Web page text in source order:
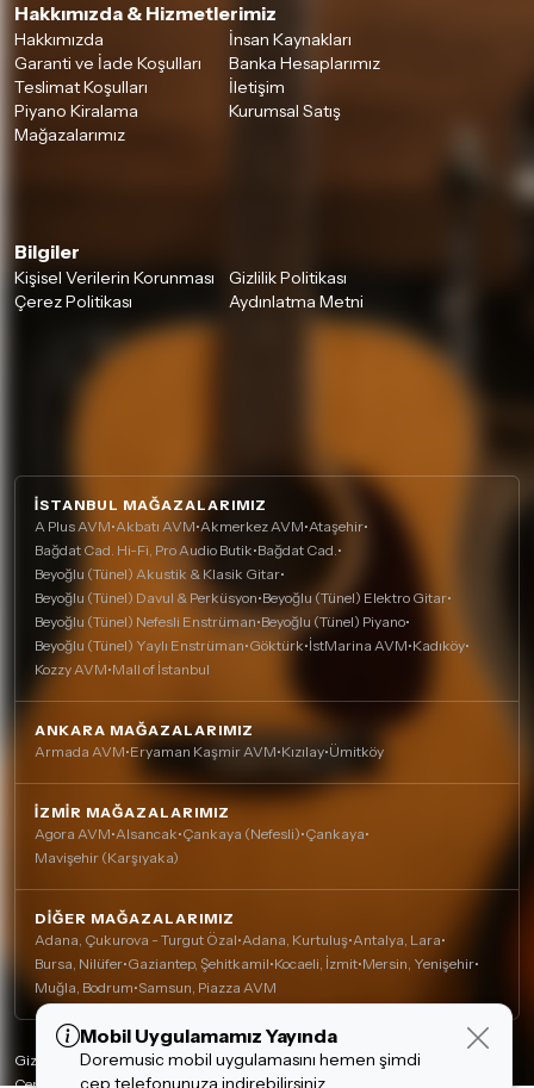
Hakkımızda & Hizmetlerimiz
Hakkımızda
İnsan Kaynakları
Garanti ve İade Koşulları
Banka Hesaplarımız
Teslimat Koşulları
İletişim
Piyano Kiralama
Kurumsal Satış
Mağazalarımız
Bilgiler
Kişisel Verilerin Korunması
Gizlilik Politikası
Çerez Politikası
Aydınlatma Metni
İSTANBUL MAĞAZALARIMIZ
A Plus AVM•Akbatı AVM•Akmerkez AVM•Ataşehir•
Bağdat Cad. Hi-Fi, Pro Audio Butik•Bağdat Cad.•
Beyoğlu (Tünel) Akustik & Klasik Gitar•
Beyoğlu (Tünel) Davul & Perküsyon•Beyoğlu (Tünel) Elektro Gitar•
Beyoğlu (Tünel) Nefesli Enstrüman•Beyoğlu (Tünel) Piyano•
Beyoğlu (Tünel) Yaylı Enstrüman•Göktürk•İstMarina AVM•Kadıköy•
Kozzy AVM•Mall of İstanbul
ANKARA MAĞAZALARIMIZ
Armada AVM•Eryaman Kaşmir AVM•Kızılay•Ümitköy
İZMIR MAĞAZALARIMIZ
Agora AVM•Alsancak•Çankaya (Nefesli)•Çankaya•
Mavişehir (Karşıyaka)
DIĞER MAĞAZALARIMIZ
Adana, Çukurova - Turgut Özal•Adana, Kurtuluş•Antalya, Lara•
Bursa, Nilüfer•Gaziantep, Şehitkamil•Kocaeli, İzmit•Mersin, Yenişehir•
Muğla, Bodrum•Samsun, Piazza AVM
Gizlilik Politikası
Çerez Politikası
Çerez Kullanımı
Alışveriş deneyiminizi iyileştirmek için yasal
Mobil Uygulamamız Yayında
Doremusic mobil uygulamasını hemen şimdi
cep telefonunuza indirebilirsiniz.